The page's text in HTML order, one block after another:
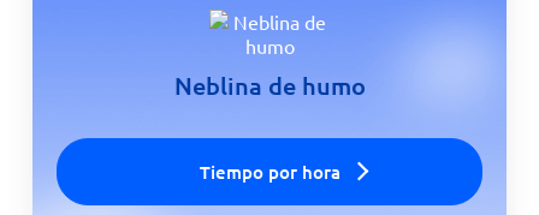
Neblina de humo
Tiempo por hora